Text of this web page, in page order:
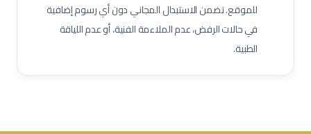
للموقع. نضمن الاستبدال المجاني دون أي رسوم إضافية
في حالات الرفض، عدم الملاءمة الفنية، أو عدم اللياقة
الطبية.